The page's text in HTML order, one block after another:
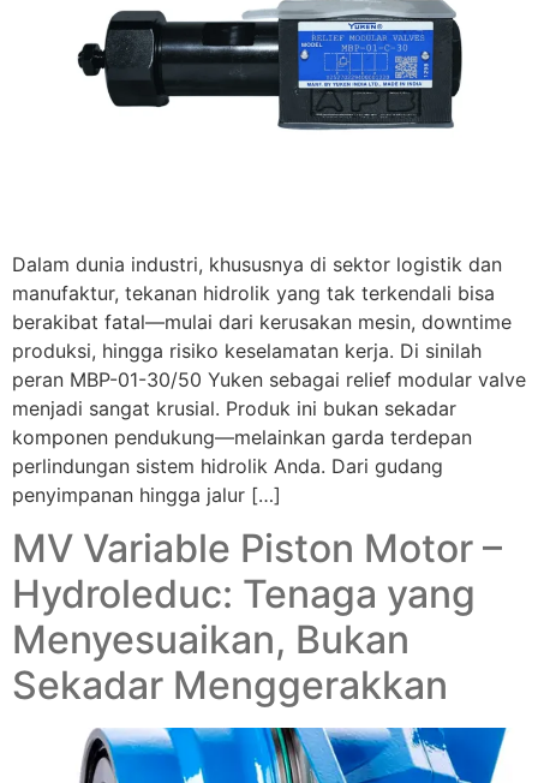
Dalam dunia industri, khususnya di sektor logistik dan
manufaktur, tekanan hidrolik yang tak terkendali bisa
berakibat fatal—mulai dari kerusakan mesin, downtime
produksi, hingga risiko keselamatan kerja. Di sinilah
peran MBP-01-30/50 Yuken sebagai relief modular valve
menjadi sangat krusial. Produk ini bukan sekadar
komponen pendukung—melainkan garda terdepan
perlindungan sistem hidrolik Anda. Dari gudang
penyimpanan hingga jalur […]
MV Variable Piston Motor –
Hydroleduc: Tenaga yang
Menyesuaikan, Bukan
Sekadar Menggerakkan